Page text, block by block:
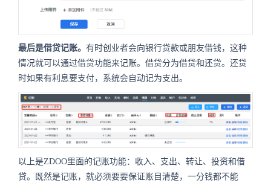
最后是借贷记账。 有时创业者会向银行贷款或朋友借钱，这种
情况就可以通过借贷功能来记账。借贷分为借贷和还贷。还贷
时如果有利息要支付，系统会自动记为支出。
以上是ZDOO里面的记账功能：收入、支出、转让、投资和借
贷。既然是记账，就必须要要保证账目清楚，一分钱都不能